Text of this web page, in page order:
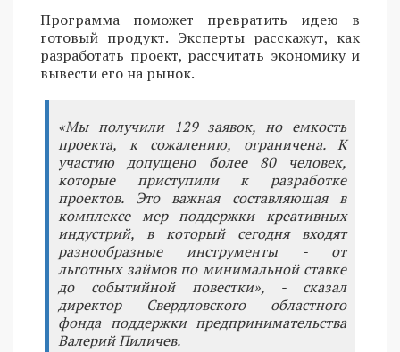
Программа поможет превратить идею в
готовый продукт. Эксперты расскажут, как
разработать проект, рассчитать экономику и
вывести его на рынок.
«Мы получили 129 заявок, но емкость
проекта, к сожалению, ограничена. К
участию допущено более 80 человек,
которые приступили к разработке
проектов. Это важная составляющая в
комплексе мер поддержки креативных
индустрий, в который сегодня входят
разнообразные инструменты - от
льготных займов по минимальной ставке
до событийной повестки», - сказал
директор Свердловского областного
фонда поддержки предпринимательства
Валерий Пиличев.